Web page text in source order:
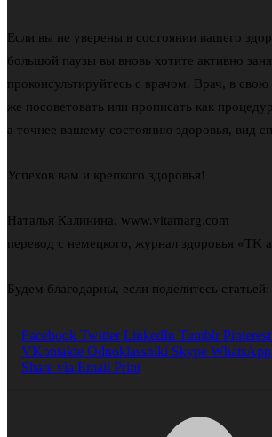
Если вы не уверены в состоянии вашего
большой паузы вы вновь хотите активно
проконсультируйтесь с врачом. Врач, в
же посоветовать или прописать как
а точнее вашему состоянию здоровья, вид
Успехов вам и крепкого здоровья!
Наталья Калинина, www.vitamarg.com
перевод с немецкого, журнал здоровья «TK
Будем благодарны, если поделитесь статьей:
Facebook Twitter LinkedIn Tumblr Pinterest
VKontakte Odnoklassniki Skype WhatsApp
Share via Email Print